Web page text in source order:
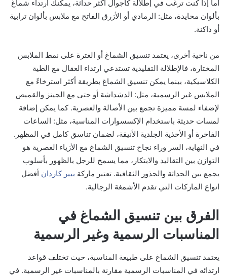
أما إذا كنت ترغب في إطلالة كاجوال أكثر حداثة، يمكنك ارتداء شماغ
بألوان محايدة، مثل: الرمادي أو الأزرق الفاتح مع ملابس بألوان ترابية
أو داكنة.
من ناحية أخرى، يعتمد تنسيق الشماغ أو الغترة على نمط الملابس
المختارة، فالإطلالة التقليدية تستدعي ارتداء العقال مع الطية
الكلاسيكية، بينما يمكن تنسيق الشماغ بطريقة أكثر استرخاءً مع
الملابس غير الرسمية، مثل: الدشداشة أو حتى مع الجينز والقميص
لإضفاء لمسة مميزة تجمع بين الأصالة والعصرية. كما يمكن إضافة
لمسات حديثة باستخدام الإكسسوارات المناسبة، مثل: الساعات
الفاخرة أو الأحذية الجلدية الأنيقة، لضمان تناسق كامل في المظهر.
في النهاية، السر وراء نجاح تنسيق الشماغ مع الأزياء العصرية هو
التوازن بين التقاليد والابتكار، مما يسمح للرجل بالظهور بأسلوب
يجمع بين الحداثة والجذور الثقافية. تعتبر ماركة بيير كاردان أفضل
انواع الماركات التي تقدم الأشمغة الرجالية.
الفرق بين تنسيق الشماغ في
المناسبات الرسمية وغير الرسمية
يعتمد تنسيق الشماغ على طبيعة المناسبة، حيث تختلف قواعد
ارتدائه في المناسبات الرسمية مقارنة بالمناسبات غير الرسمية. في